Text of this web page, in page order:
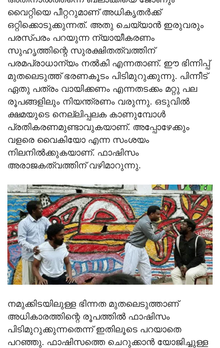
വൈറ്റിയെ പീറ്ററുമാണ് അധികൃതര്‍ക്ക്
ഒറ്റിക്കൊടുക്കുന്നത്. അതു ചെയ്യാന്‍ ഇരുവരും
പരസ്പരം പറയുന്ന ന്യായീകരണം
സുഹൃത്തിന്റെ സുരക്ഷിതത്വത്തിന്
പരമപ്രാധാന്യം നല്‍കി എന്നതാണ്. ഈ ഭിന്നിപ്പ്
മുതലെടുത്ത് ഭരണകൂടം പിടിമുറുക്കുന്നു. പിന്നീട്
ഏതു പത്രം വായിക്കണം എന്നതടക്കം മറ്റു പല
രൂപങ്ങളിലും നിയന്ത്രണം വരുന്നു. ഒടുവില്‍
ക്ഷമയുടെ നെല്ലിപ്പലക കാണുമ്പോള്‍
പ്രതികരണമുണ്ടാവുകയാണ്. അപ്പോഴേക്കും
വളരെ വൈകിയോ എന്ന സംശയം
നിലനില്‍ക്കുകയാണ്. ഫാഷിസം
അരാജകത്വത്തിന് വഴിമാറുന്നു.
നമുക്കിടയിലുള്ള ഭിന്നത മുതലെടുത്താണ്
അധികാരത്തിന്റെ രൂപത്തില്‍ ഫാഷിസം
പിടിമുറുക്കുന്നതെന്ന് ഇതിലൂടെ പറയാതെ
പറഞ്ഞു. ഫാഷിസത്തെ ചെറുക്കാന്‍ യോജിച്ചുള്ള